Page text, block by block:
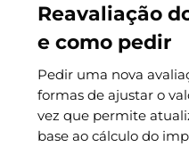
Reavaliação
e como pedir
Pedir uma nova
formas de ajustar o
vez que permite
base ao cálculo do